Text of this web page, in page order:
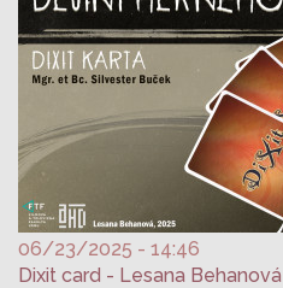
06/23/2025 - 14:46
Dixit card - Lesana Behanová